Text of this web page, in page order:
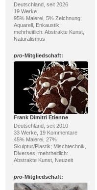
Deutschland, seit 2026
19 Werke
95% Malerei, 5% Zeichnung;
Aquarell, Enkaustik;
mehrheitlich: Abstrakte Kunst,
Naturalismus
pro-Mitgliedschaft:
Frank Dimitri Etienne
Deutschland, seit 2010
33 Werke, 19 Kommentare
45% Malerei, 27%
Skulptur/Plastik; Mischtechnik,
Diverses; mehrheitlich:
Abstrakte Kunst, Neuzeit
pro-Mitgliedschaft: